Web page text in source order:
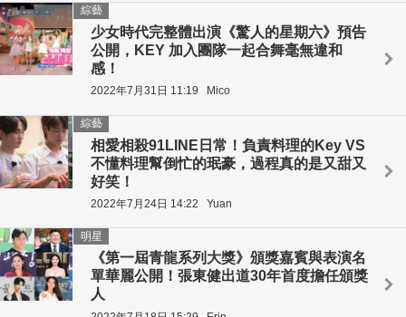
少女時代完整體出演《驚人的星期六》預告
公開，KEY 加入團隊一起合舞毫無違和
感！
綜藝
2022年7月31日 11:19 Mico
相愛相殺91LINE日常！負責料理的Key VS
不懂料理幫倒忙的珉豪，過程真的是又甜又
好笑！
綜藝
2022年7月24日 14:22 Yuan
《第一屆青龍系列大獎》頒獎嘉賓與表演名
單華麗公開！張東健出道30年首度擔任頒獎
人
明星